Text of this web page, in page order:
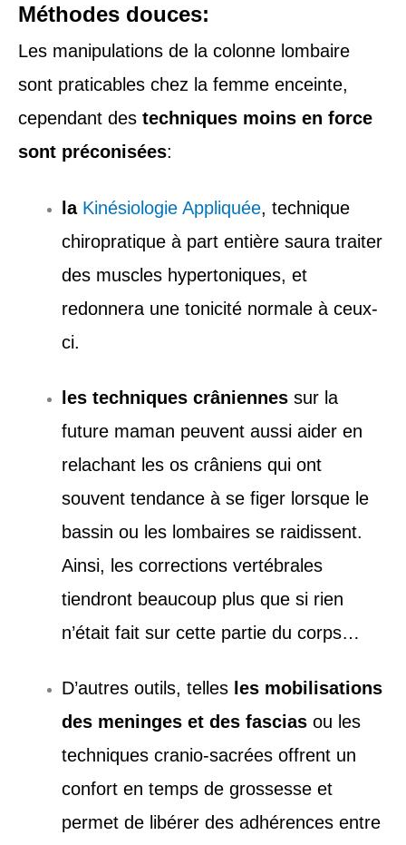
Méthodes douces:
Les manipulations de la colonne lombaire
sont praticables chez la femme enceinte,
cependant des techniques moins en force
sont préconisées:
la Kinésiologie Appliquée, technique
chiropratique à part entière saura traiter
des muscles hypertoniques, et
redonnera une tonicité normale à ceux-
ci.
les techniques crâniennes sur la
future maman peuvent aussi aider en
relachant les os crâniens qui ont
souvent tendance à se figer lorsque le
bassin ou les lombaires se raidissent.
Ainsi, les corrections vertébrales
tiendront beaucoup plus que si rien
n’était fait sur cette partie du corps…
D’autres outils, telles les mobilisations
des meninges et des fascias ou les
techniques cranio-sacrées offrent un
confort en temps de grossesse et
permet de libérer des adhérences entre